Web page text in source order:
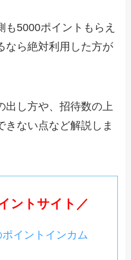
5000ポイントもらえ
なら絶対利用した方が
出し方や、招待数の上
きない点など解説しま
ントサイト／